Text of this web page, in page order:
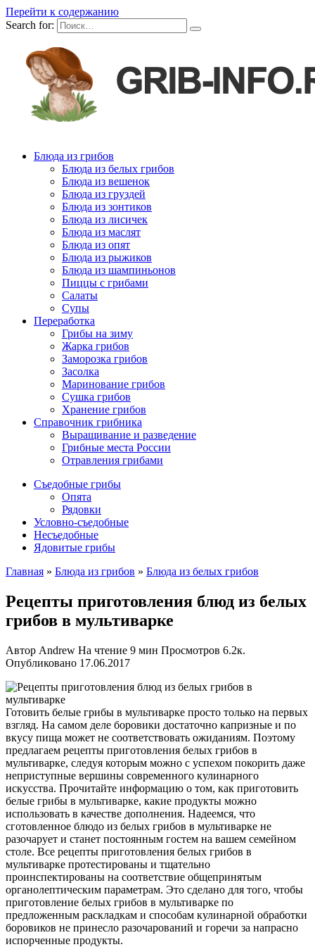
Перейти к содержанию
Search for:
Блюда из грибов
Блюда из белых грибов
Блюда из вешенок
Блюда из груздей
Блюда из зонтиков
Блюда из лисичек
Блюда из маслят
Блюда из опят
Блюда из рыжиков
Блюда из шампиньонов
Пиццы с грибами
Салаты
Супы
Переработка
Грибы на зиму
Жарка грибов
Заморозка грибов
Засолка
Маринование грибов
Сушка грибов
Хранение грибов
Справочник грибника
Выращивание и разведение
Грибные места России
Отравления грибами
Съедобные грибы
Опята
Рядовки
Условно-съедобные
Несъедобные
Ядовитые грибы
Главная » Блюда из грибов » Блюда из белых грибов
Рецепты приготовления блюд из белых
грибов в мультиварке
Автор Andrew На чтение 9 мин Просмотров 6.2к.
Опубликовано 17.06.2017
Готовить белые грибы в мультиварке просто только на первых
взгляд. На самом деле боровики достаточно капризные и по
вкусу пища может не соответствовать ожиданиям. Поэтому
предлагаем рецепты приготовления белых грибов в
мультиварке, следуя которым можно с успехом покорить даже
неприступные вершины современного кулинарного
искусства. Прочитайте информацию о том, как приготовить
белые грибы в мультиварке, какие продукты можно
использовать в качестве дополнения. Надеемся, что
сготовленное блюдо из белых грибов в мультиварке не
разочарует и станет постоянным гостем на вашем семейном
столе. Все рецепты приготовления белых грибов в
мультиварке протестированы и тщательно
проинспектированы на соответствие общепринятым
органолептическим параметрам. Это сделано для того, чтобы
приготовление белых грибов в мультиварке по
предложенным раскладкам и способам кулинарной обработки
боровиков не принесло разочарований и горечи за напрасно
испорченные продукты.